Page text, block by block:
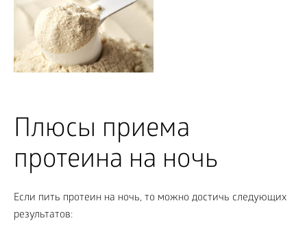
Плюсы приема
протеина на ночь
Если пить протеин на ночь, то можно достичь следующих
результатов: